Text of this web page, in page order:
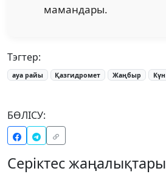
мамандары.
Тэгтер:
ауа райы Қазгидромет Жаңбыр Күн
БӨЛІСУ:
Серіктес жаңалықтары